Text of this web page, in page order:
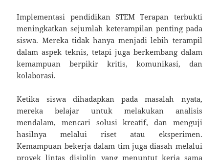
Implementasi pendidikan STEM Terapan terbukti
meningkatkan sejumlah keterampilan penting pada
siswa. Mereka tidak hanya menjadi lebih terampil
dalam aspek teknis, tetapi juga berkembang dalam
kemampuan berpikir kritis, komunikasi, dan
kolaborasi.
Ketika siswa dihadapkan pada masalah nyata,
mereka belajar untuk melakukan analisis
mendalam, mencari solusi kreatif, dan menguji
hasilnya melalui riset atau eksperimen.
Kemampuan bekerja dalam tim juga diasah melalui
proyek lintas disiplin yang menuntut kerja sama